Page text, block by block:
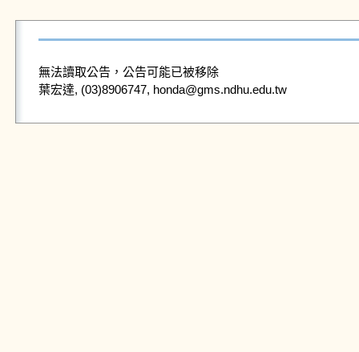
無法讀取公告，公告可能已被移除
葉宏達, (03)8906747, honda@gms.ndhu.edu.tw